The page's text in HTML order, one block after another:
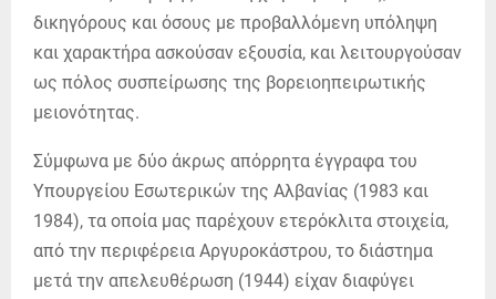
δικηγόρους και όσους με προβαλλόμενη υπόληψη
και χαρακτήρα ασκούσαν εξουσία, και λειτουργούσαν
ως πόλος συσπείρωσης της βορειοηπειρωτικής
μειονότητας.
Σύμφωνα με δύο άκρως απόρρητα έγγραφα του
Υπουργείου Εσωτερικών της Αλβανίας (1983 και
1984), τα οποία μας παρέχουν ετερόκλιτα στοιχεία,
από την περιφέρεια Αργυροκάστρου, το διάστημα
μετά την απελευθέρωση (1944) είχαν διαφύγει